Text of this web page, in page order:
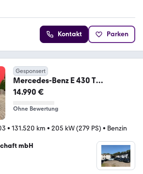
Kontakt Parken
Gesponsert
Mercedes-Benz E 430 T
AVANTGARDE 1.Hand Voll STH Tüv
14.990 €
Ohne Bewertung
• 131.520 km • 205 kW (279 PS) • Benzin
mbH